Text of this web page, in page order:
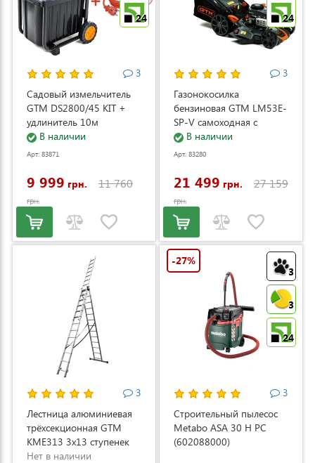
24
3
Садовый измельчитель
GTM DS2800/45 KIT +
удлинитель 10м
(DS2800/45_KIT+ext.cord)
В наличии
Арт: 83871
9 999 грн. 11 760
грн.
24
3
Газонокосилка
бензиновая GTM LM53E-
SP-V самоходная с
электростартером и
регулировкой скорости
В наличии
Арт: 83280
21 499 грн. 27 159
грн.
3
Лестница алюминиевая
трёхсекционная GTM
KME313 3x13 ступенек
3.53-8.93м (KME313)
Нет в наличии
3
3
24
-27%
3
Строительный пылесос
Metabo ASA 30 H PC
(602088000)